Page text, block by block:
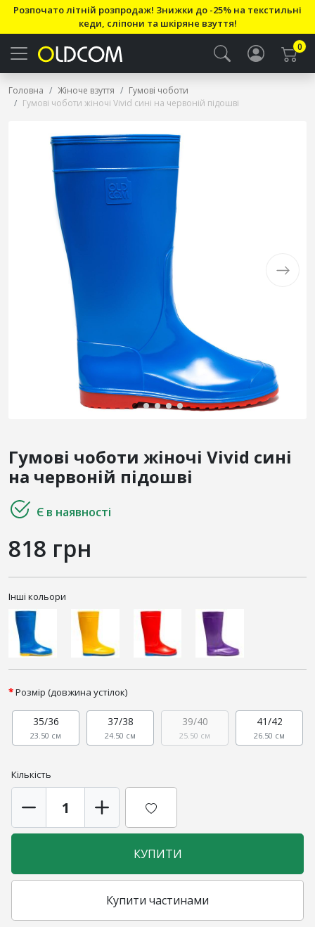
Розпочато літній розпродаж! Знижки до -25% на текстильні
кеди, сліпони та шкіряне взуття!
0
Головна Жіноче взуття
Гумові чоботи
Гумові чоботи жіночі Vivid сині на червоній підошві
Гумові чоботи жіночі Vivid сині
на червоній підошві
Є в наявності
818 грн
Інші кольори
Розмір (довжина устілок)
35/36
23.50 см
37/38
24.50 см
39/40
25.50 см
41/42
26.50 см
Кількість
КУПИТИ
Купити частинами